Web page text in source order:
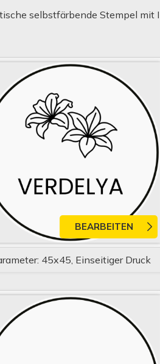
selbstfärbende Stempel mit
45x45, Einseitiger Druck
BEARBEITEN